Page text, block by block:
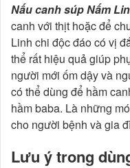
Nấu canh súp Nấm
canh với thịt hoặc để
Linh chi độc đáo có vị
thể rất hiệu quả giúp
người mới ốm dậy và
có thể dùng để hầm
hầm baba. Là những
cho người bệnh và gia
Lưu ý trong